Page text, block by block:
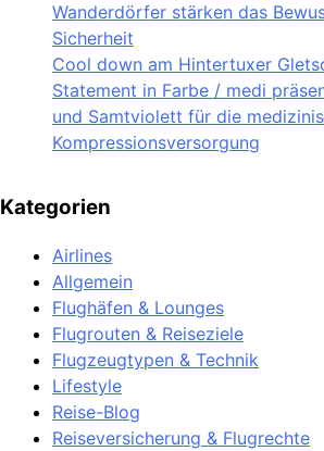
Wanderdörfer stärken das
Sicherheit
Cool down am Hintertuxer
Statement in Farbe / medi
und Samtviolett für die
Kompressionsversorgung
Kategorien
Airlines
Allgemein
Flughäfen & Lounges
Flugrouten & Reiseziele
Flugzeugtypen & Technik
Lifestyle
Reise-Blog
Reiseversicherung & Flugrechte